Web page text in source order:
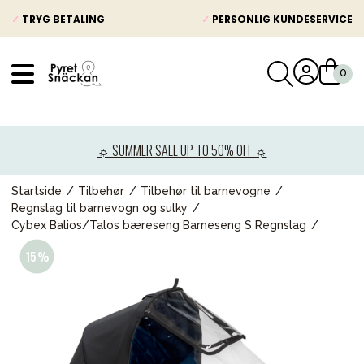
✓ TRYG BETALING ✓ PERSONLIG KUNDESERVICE
☼ SUMMER SALE UP TO 50% OFF ☼
Startside Tilbehør
Tilbehør til barnevogne
Regnslag til barnevogn og sulky
Cybex Balios/Talos bæreseng Barneseng S Regnslag
Barnevogne
Autostole
Babypakke
Legetøj og spil
Mor & Far
Møbler & sengetøj